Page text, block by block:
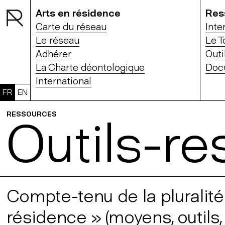
FR EN
Arts en résidence
Carte du réseau
Le réseau
Adhérer
La Charte déontologique
International
Le
RESSOURCES
Outils-
Compte-tenu de la
résidence » (moyens,